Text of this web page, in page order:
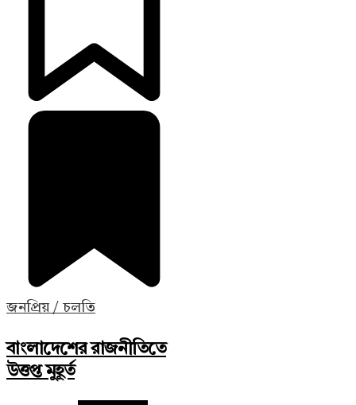
জনপ্রিয় / চলতি
বাংলাদেশের রাজনীতিতে
উত্তপ্ত মুহূর্ত